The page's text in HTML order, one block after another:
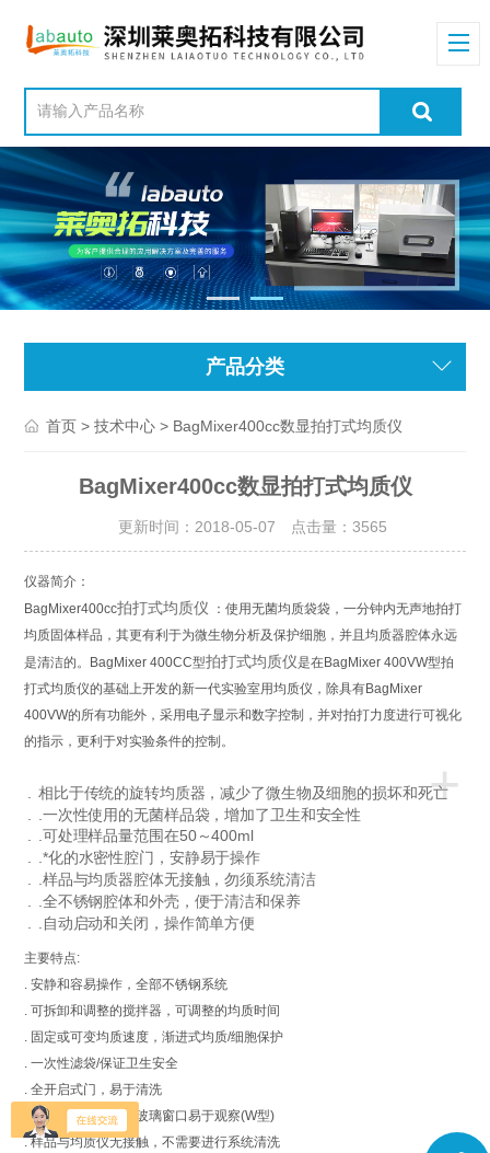
产品分类
首页 >技术中心 > BagMixer400cc数显拍打式均质仪
BagMixer400cc数显拍打式均质仪
更新时间：2018-05-07 点击量： 3565
仪器简介：
BagMixer400cc拍打式均质仪
：使用无菌均质袋袋，一分钟内无声地拍打
均质固体样品，其更有利于为微生物分析及保护细胞，并且均质器腔体永远
是清洁的。BagMixer 400CC型拍打式均质仪是在BagMixer 400VW型拍
打式均质仪的基础上开发的新一代实验室用均质仪，除具有BagMixer
400VW的所有功能外，采用电子显示和数字控制，并对拍打力度进行可视化
的指示，更利于对实验条件的控制。
+
相比于传统的旋转均质器，减少了微生物及细胞的损坏和死亡
.一次性使用的无菌样品袋，增加了卫生和安全性
. .可处理样品量范围在50～400ml
. .*化的水密性腔门，安静易于操作
. .样品与均质器腔体无接触，勿须系统清洁
.全不锈钢腔体和外壳，便于清洁和保养
.自动启动和关闭，操作简单方便
主要特点:
. 安静和容易操作，全部不锈钢系统
. 可拆卸和调整的搅拌器，可调整的均质时间
. 固定或可变均质速度，渐进式均质/细胞保护
. 一次性滤袋/保证卫生安全
. 全开启式门，易于清洗
. 水密双层安全门，玻璃窗口易于观察(W型)
. 样品与均质仪无接触，不需要进行系统清洗